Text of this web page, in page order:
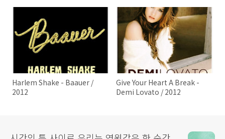
Harlem Shake - Baauer /
2012
Give Your Heart A Break -
Demi Lovato / 2012